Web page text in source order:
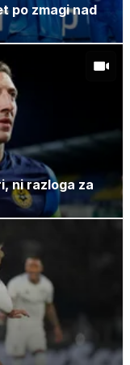
po zmagi nad
ni razloga za